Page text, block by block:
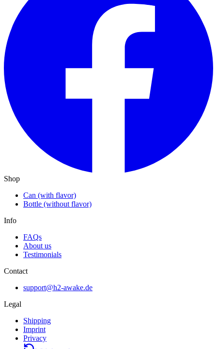
Shop
Can (with flavor)
Bottle (without flavor)
Info
FAQs
About us
Testimonials
Contact
support@h2-awake.de
Legal
Shipping
Imprint
Privacy